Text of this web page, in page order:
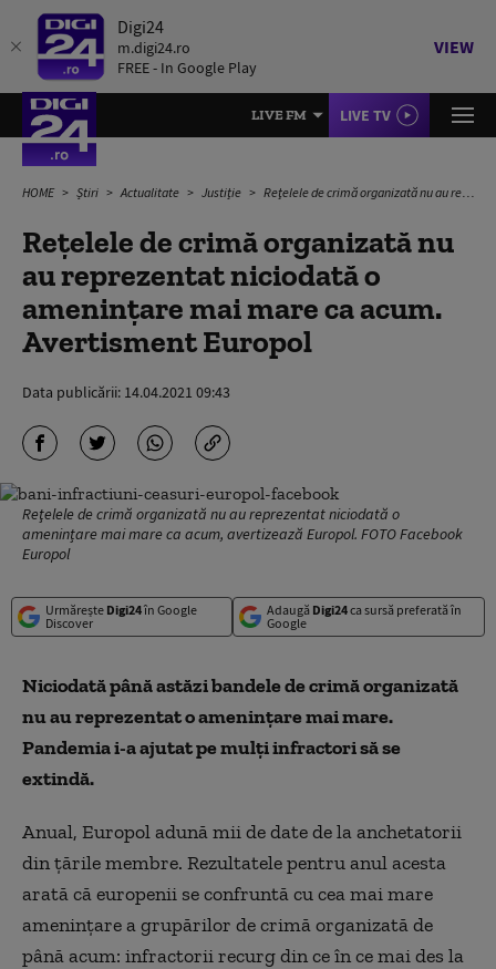
Digi24
m.digi24.ro
FREE - In Google Play
VIEW
LIVE FM LIVE TV
HOME Știri Actualitate Justiție Reţelele de crimă organizată nu au reprezentat niciodată o amenințare mai mare ca acum. Avertisment Europol
Reţelele de crimă organizată nu
au reprezentat niciodată o
amenințare mai mare ca acum.
Avertisment Europol
Data publicării: 14.04.2021 09:43
Reţelele de crimă organizată nu au reprezentat niciodată o
amenințare mai mare ca acum, avertizează Europol. FOTO Facebook
Europol
Urmărește Digi24în Google
Discover
Adaugă Digi24ca sursă preferată în
Google
Niciodată până astăzi bandele de crimă organizată
nu au reprezentat o amenințare mai mare.
Pandemia i-a ajutat pe mulți infractori să se
extindă.
Anual, Europol adună mii de date de la anchetatorii
din țările membre. Rezultatele pentru anul acesta
arată că europenii se confruntă cu cea mai mare
amenințare a grupărilor de crimă organizată de
până acum: infractorii recurg din ce în ce mai des la